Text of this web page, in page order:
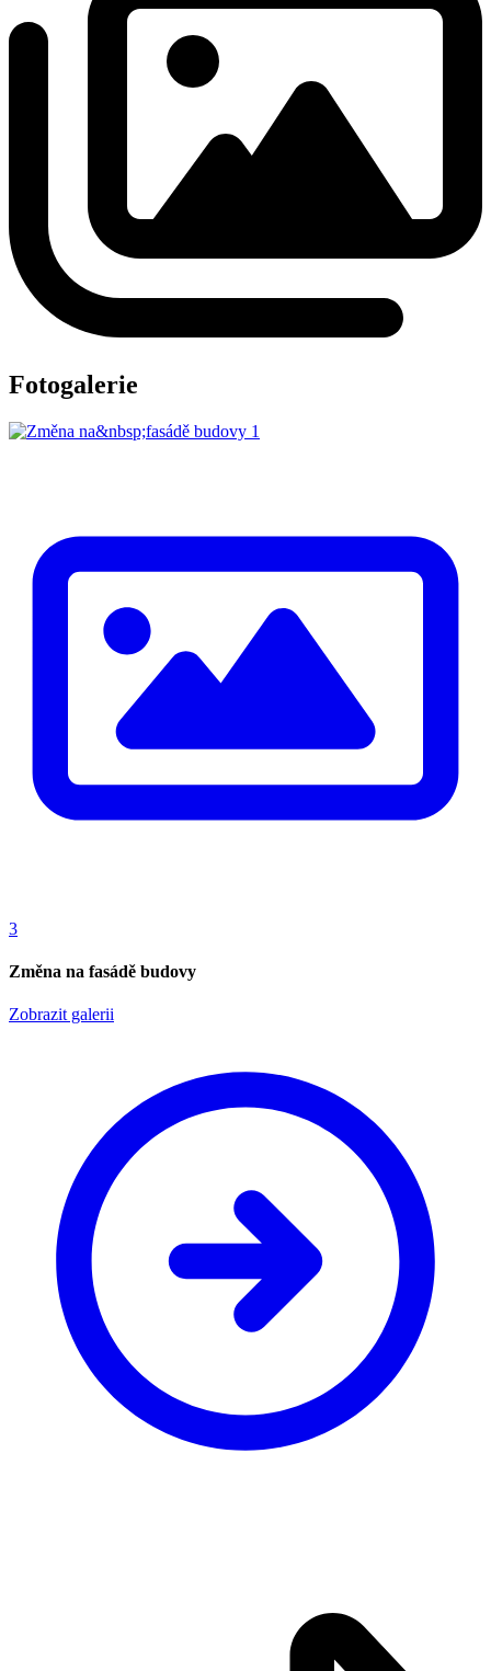
Fotogalerie
3
Změna na fasádě budovy
Zobrazit galerii